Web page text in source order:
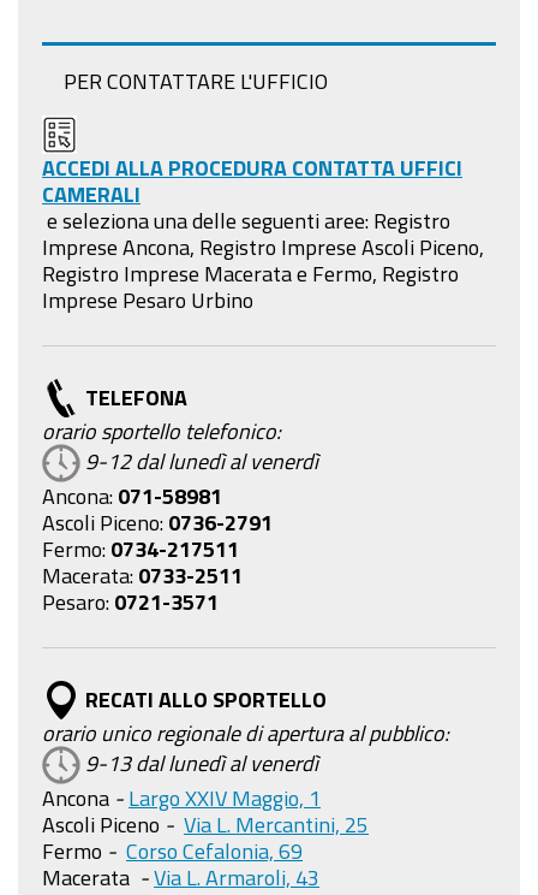
PER CONTATTARE L'UFFICIO
ACCEDI ALLA PROCEDURA CONTATTA UFFICI
CAMERALI
e seleziona una delle seguenti aree: Registro
Imprese Ancona, Registro Imprese Ascoli Piceno,
Registro Imprese Macerata e Fermo, Registro
Imprese Pesaro Urbino
TELEFONA
orario sportello telefonico:
9-12 dal lunedì al venerdì
Ancona: 071-58981
Ascoli Piceno: 0736-2791
Fermo: 0734-217511
Macerata: 0733-2511
Pesaro: 0721-3571
RECATI ALLO SPORTELLO
orario unico regionale di apertura al pubblico:
9-13 dal lunedì al venerdì
Ancona - Largo XXIV Maggio, 1
Ascoli Piceno - Via L. Mercantini, 25
Fermo - Corso Cefalonia, 69
Macerata - Via L. Armaroli, 43